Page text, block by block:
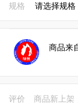
规格 请选择规格
商品来
评价 商品新上架